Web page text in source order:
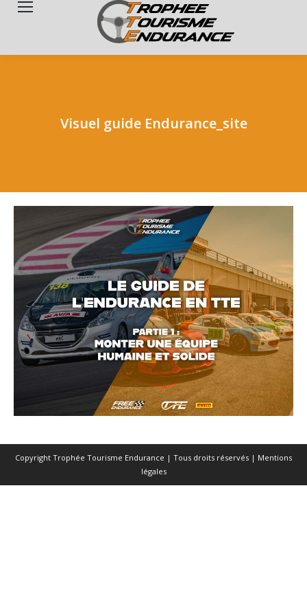
Visuel guide Endurance_site
Copyright Trophée Tourisme Endurance | Tous droits réservés | Mentions
légales